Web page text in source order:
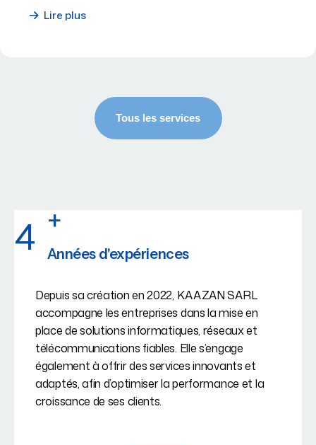
Lire plus
4 +
Années d'expériences
Depuis sa création en 2022, KAAZAN SARL
accompagne les entreprises dans la mise en
place de solutions informatiques, réseaux et
télécommunications fiables. Elle s’engage
également à offrir des services innovants et
adaptés, afin d’optimiser la performance et la
croissance de ses clients.